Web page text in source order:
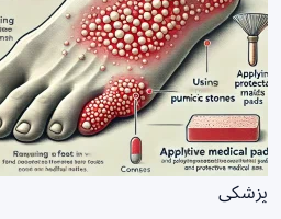
پزشکی